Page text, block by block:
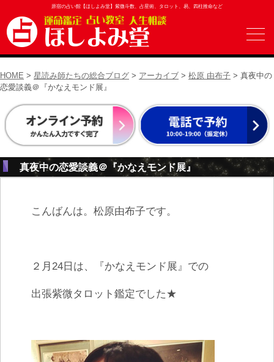
原宿の占い館【ほしよみ堂】紫微斗数、占星術、タロット、易、四柱推命など
HOME > 星読み師たちの総合ブログ > アーカイブ > 松原 由布子 > 真夜中の
恋愛談義＠『かなえモンド展』
真夜中の恋愛談義＠『かなえモンド展』
こんばんは。松原由布子です。
２月24日は、『かなえモンド展』での
出張紫微タロット鑑定でした★